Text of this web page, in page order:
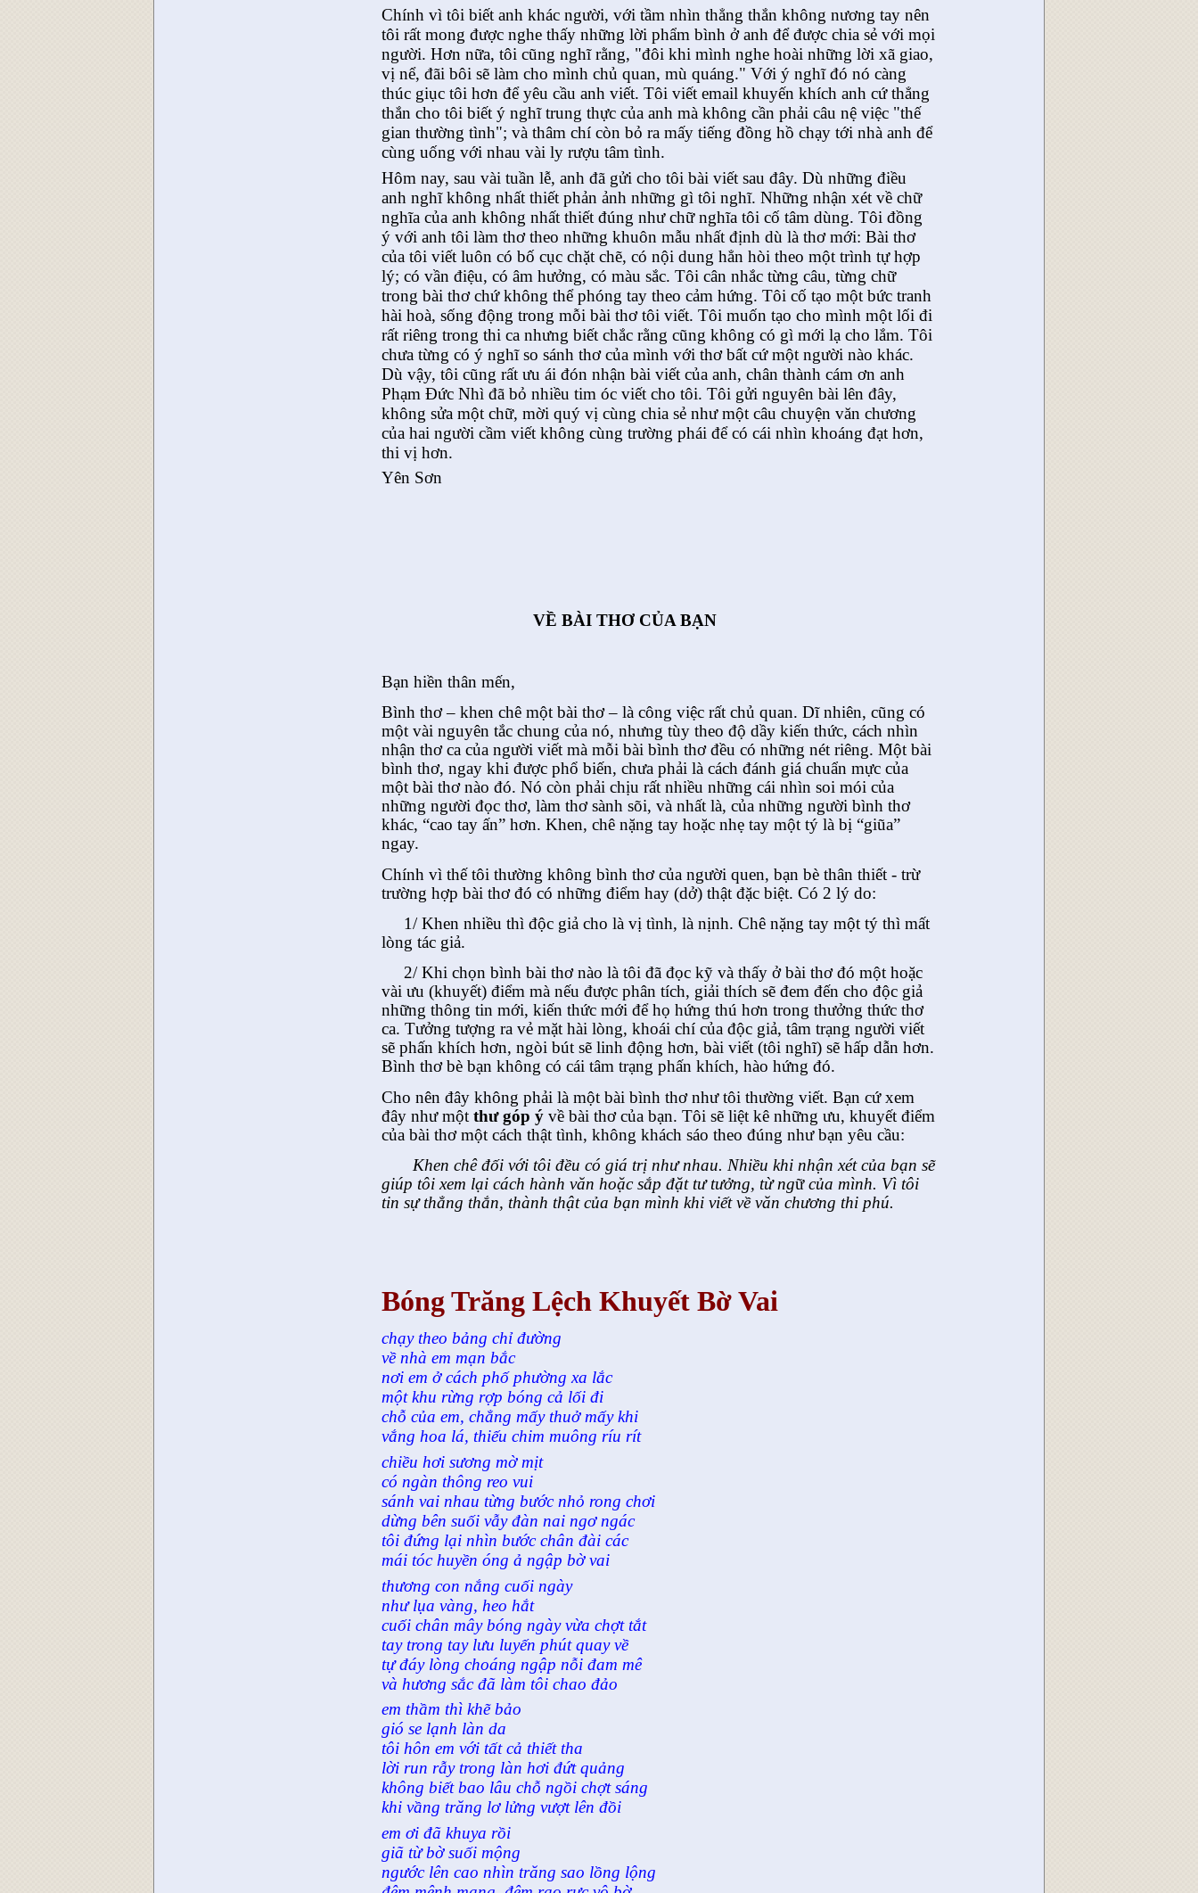
Chính vì tôi biết anh khác người, với tầm nhìn thẳng thắn không nương tay nên
tôi rất mong được nghe thấy những lời phẩm bình ở anh để được chia sẻ với mọi
người. Hơn nữa, tôi cũng nghĩ rằng, "đôi khi mình nghe hoài những lời xã giao,
vị nể, đãi bôi sẽ làm cho mình chủ quan, mù quáng." Với ý nghĩ đó nó càng
thúc giục tôi hơn để yêu cầu anh viết. Tôi viết email khuyến khích anh cứ thẳng
thắn cho tôi biết ý nghĩ trung thực của anh mà không cần phải câu nệ việc "thế
gian thường tình"; và thâm chí còn bỏ ra mấy tiếng đồng hồ chạy tới nhà anh để
cùng uống với nhau vài ly rượu tâm tình.
Hôm nay, sau vài tuần lễ, anh đã gửi cho tôi bài viết sau đây. Dù những điều
anh nghĩ không nhất thiết phản ảnh những gì tôi nghĩ. Những nhận xét về chữ
nghĩa của anh không nhất thiết đúng như chữ nghĩa tôi cố tâm dùng. Tôi đồng
ý với anh tôi làm thơ theo những khuôn mẫu nhất định dù là thơ mới: Bài thơ
của tôi viết luôn có bố cục chặt chẽ, có nội dung hẳn hòi theo một trình tự hợp
lý; có vần điệu, có âm hưởng, có màu sắc. Tôi cân nhắc từng câu, từng chữ
trong bài thơ chứ không thể phóng tay theo cảm hứng. Tôi cố tạo một bức tranh
hài hoà, sống động trong mỗi bài thơ tôi viết. Tôi muốn tạo cho mình một lối đi
rất riêng trong thi ca nhưng biết chắc rằng cũng không có gì mới lạ cho lắm. Tôi
chưa từng có ý nghĩ so sánh thơ của mình với thơ bất cứ một người nào khác.
Dù vậy, tôi cũng rất ưu ái đón nhận bài viết của anh, chân thành cám ơn anh
Phạm Đức Nhì đã bỏ nhiều tim óc viết cho tôi. Tôi gửi nguyên bài lên đây,
không sửa một chữ, mời quý vị cùng chia sẻ như một câu chuyện văn chương
của hai người cầm viết không cùng trường phái để có cái nhìn khoáng đạt hơn,
thi vị hơn.
Yên Sơn
VỀ BÀI THƠ CỦA BẠN
Bạn hiền thân mến,
Bình thơ – khen chê một bài thơ – là công việc rất chủ quan. Dĩ nhiên, cũng có
một vài nguyên tắc chung của nó, nhưng tùy theo độ dầy kiến thức, cách nhìn
nhận thơ ca của người viết mà mỗi bài bình thơ đều có những nét riêng. Một bài
bình thơ, ngay khi được phổ biến, chưa phải là cách đánh giá chuẩn mực của
một bài thơ nào đó. Nó còn phải chịu rất nhiều những cái nhìn soi mói của
những người đọc thơ, làm thơ sành sõi, và nhất là, của những người bình thơ
khác, “cao tay ấn” hơn. Khen, chê nặng tay hoặc nhẹ tay một tý là bị “giũa”
ngay.
Chính vì thế tôi thường không bình thơ của người quen, bạn bè thân thiết - trừ
trường hợp bài thơ đó có những điểm hay (dở) thật đặc biệt. Có 2 lý do:
1/ Khen nhiều thì độc giả cho là vị tình, là nịnh. Chê nặng tay một tý thì mất
lòng tác giả.
2/ Khi chọn bình bài thơ nào là tôi đã đọc kỹ và thấy ở bài thơ đó một hoặc
vài ưu (khuyết) điểm mà nếu được phân tích, giải thích sẽ đem đến cho độc giả
những thông tin mới, kiến thức mới để họ hứng thú hơn trong thưởng thức thơ
ca. Tưởng tượng ra vẻ mặt hài lòng, khoái chí của độc giả, tâm trạng người viết
sẽ phấn khích hơn, ngòi bút sẽ linh động hơn, bài viết (tôi nghĩ) sẽ hấp dẫn hơn.
Bình thơ bè bạn không có cái tâm trạng phấn khích, hào hứng đó.
Cho nên đây không phải là một bài bình thơ như tôi thường viết. Bạn cứ xem
đây như mộtthư góp ý về bài thơ của bạn. Tôi sẽ liệt kê những ưu, khuyết điểm
của bài thơ một cách thật tình, không khách sáo theo đúng như bạn yêu cầu:
Khen chê đối với tôi đều có giá trị như nhau. Nhiều khi nhận xét của bạn sẽ
giúp tôi xem lại cách hành văn hoặc sắp đặt tư tưởng, từ ngữcủa mình. Vì tôi
tin sự thẳng thắn, thành thật của bạn mình khi viết về văn chương thi phú.
Bóng Trăng Lệch Khuyết Bờ Vai
chạy theo bảng chỉ đường
về nhà em mạn bắc
nơi em ở cách phố phường xa lắc
một khu rừng rợp bóng cả lối đi
chỗ của em, chẳng mấy thuở mấy khi
vắng hoa lá, thiếu chim muông ríu rít
chiều hơi sương mờ mịt
có ngàn thông reo vui
sánh vai nhau từng bước nhỏ rong chơi
dừng bên suối vẫy đàn nai ngơ ngác
tôi đứng lại nhìn bước chân đài các
mái tóc huyền óng ả ngập bờ vai
thương con nắng cuối ngày
như lụa vàng, heo hắt
cuối chân mây bóng ngày vừa chợt tắt
tay trong tay lưu luyến phút quay về
tự đáy lòng choáng ngập nỗi đam mê
và hương sắc đã làm tôi chao đảo
em thầm thì khẽ bảo
gió se lạnh làn da
tôi hôn em với tất cả thiết tha
lời run rẫy trong làn hơi đứt quảng
không biết bao lâu chỗ ngồi chợt sáng
khi vầng trăng lơ lửng vượt lên đồi
em ơi đã khuya rồi
giã từ bờ suối mộng
ngước lên cao nhìn trăng sao lồng lộng